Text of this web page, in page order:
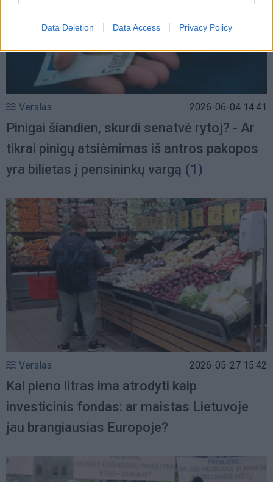
Data Deletion Data Access Privacy Policy
Verslas 2026-06-04 14:41
Pinigai šiandien, skurdi senatvė rytoj? - Ar
tikrai pinigų atsiėmimas iš antros pakopos
yra bilietas į pensininkų vargą (1)
Verslas 2026-05-27 15:42
Kai pieno litras ima atrodyti kaip
investicinis fondas: ar maistas Lietuvoje
jau brangiausias Europoje?